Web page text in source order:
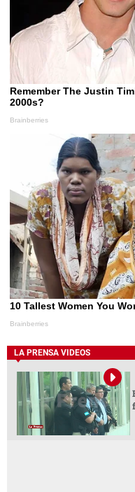
LA PRENSA VIDEOS